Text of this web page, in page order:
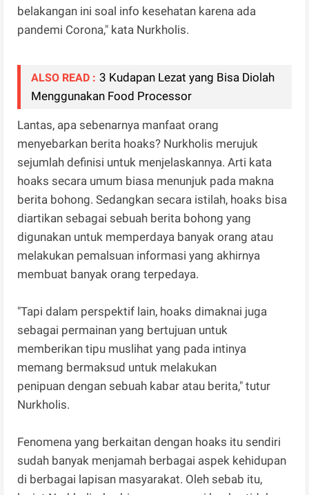
belakangan ini soal info kesehatan karena ada
pandemi Corona," kata Nurkholis.
ALSO READ : 3 Kudapan Lezat yang Bisa Diolah
Menggunakan Food Processor
Lantas, apa sebenarnya manfaat orang
menyebarkan berita hoaks? Nurkholis merujuk
sejumlah definisi untuk menjelaskannya. Arti kata
hoaks secara umum biasa menunjuk pada makna
berita bohong. Sedangkan secara istilah, hoaks bisa
diartikan sebagai sebuah berita bohong yang
digunakan untuk memperdaya banyak orang atau
melakukan pemalsuan informasi yang akhirnya
membuat banyak orang terpedaya.
"Tapi dalam perspektif lain, hoaks dimaknai juga
sebagai permainan yang bertujuan untuk
memberikan tipu muslihat yang pada intinya
memang bermaksud untuk melakukan
penipuan dengan sebuah kabar atau berita," tutur
Nurkholis.
Fenomena yang berkaitan dengan hoaks itu sendiri
sudah banyak menjamah berbagai aspek kehidupan
di berbagai lapisan masyarakat. Oleh sebab itu,